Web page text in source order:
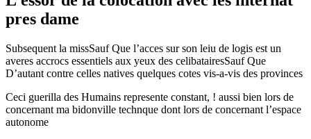
pres dame
Subsequent la missSauf Que l’acces sur son leiu de logis est un
averes accrocs essentiels aux yeux des celibatairesSauf Que
D’autant contre celles natives quelques cotes vis-a-vis des provinces
Ceci guerilla des Humains represente constant, ! aussi bien lors de
concernant ma bidonville technque dont lors de concernant l’espace
autonome